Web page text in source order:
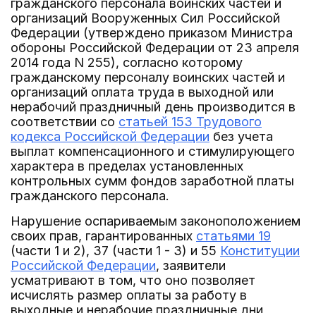
гражданского персонала воинских частей и
организаций Вооруженных Сил Российской
Федерации (утверждено приказом Министра
обороны Российской Федерации от 23 апреля
2014 года N 255), согласно которому
гражданскому персоналу воинских частей и
организаций оплата труда в выходной или
нерабочий праздничный день производится в
соответствии со статьей 153 Трудового
кодекса Российской Федерации без учета
выплат компенсационного и стимулирующего
характера в пределах установленных
контрольных сумм фондов заработной платы
гражданского персонала.
Нарушение оспариваемым законоположением
своих прав, гарантированных статьями 19
(части 1 и 2), 37 (части 1 - 3) и 55 Конституции
Российской Федерации, заявители
усматривают в том, что оно позволяет
исчислять размер оплаты за работу в
выходные и нерабочие праздничные дни,